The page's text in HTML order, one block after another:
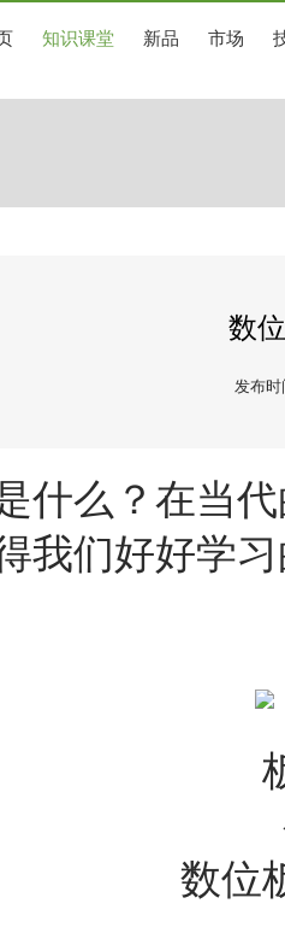
知识课堂 新品 市场
数
发布时
什么？ 在当
我们好好学
数位